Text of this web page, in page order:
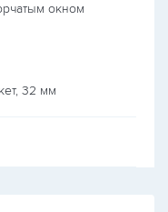
окном
32 мм